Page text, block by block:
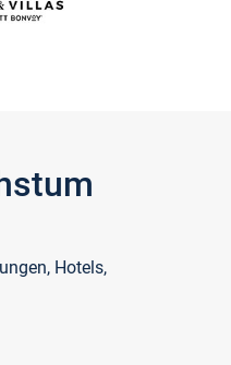
Hotels,